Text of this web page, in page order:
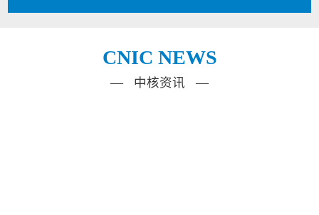
CNIC NEWS
— 中核资讯 —